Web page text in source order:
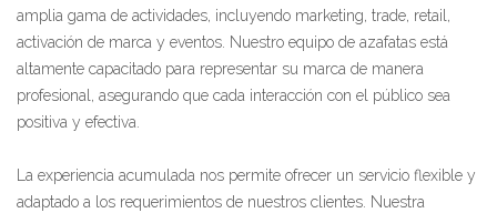
amplia gama de actividades, incluyendo marketing, trade, retail,
activación de marca y eventos. Nuestro equipo de azafatas está
altamente capacitado para representar su marca de manera
profesional, asegurando que cada interacción con el público sea
positiva y efectiva.
La experiencia acumulada nos permite ofrecer un servicio flexible y
adaptado a los requerimientos de nuestros clientes. Nuestra